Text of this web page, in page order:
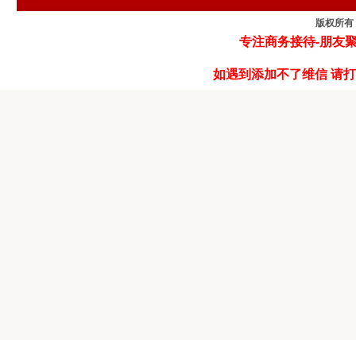
版权所
专注商务接待-朋友
如遇到添加不了维信 请